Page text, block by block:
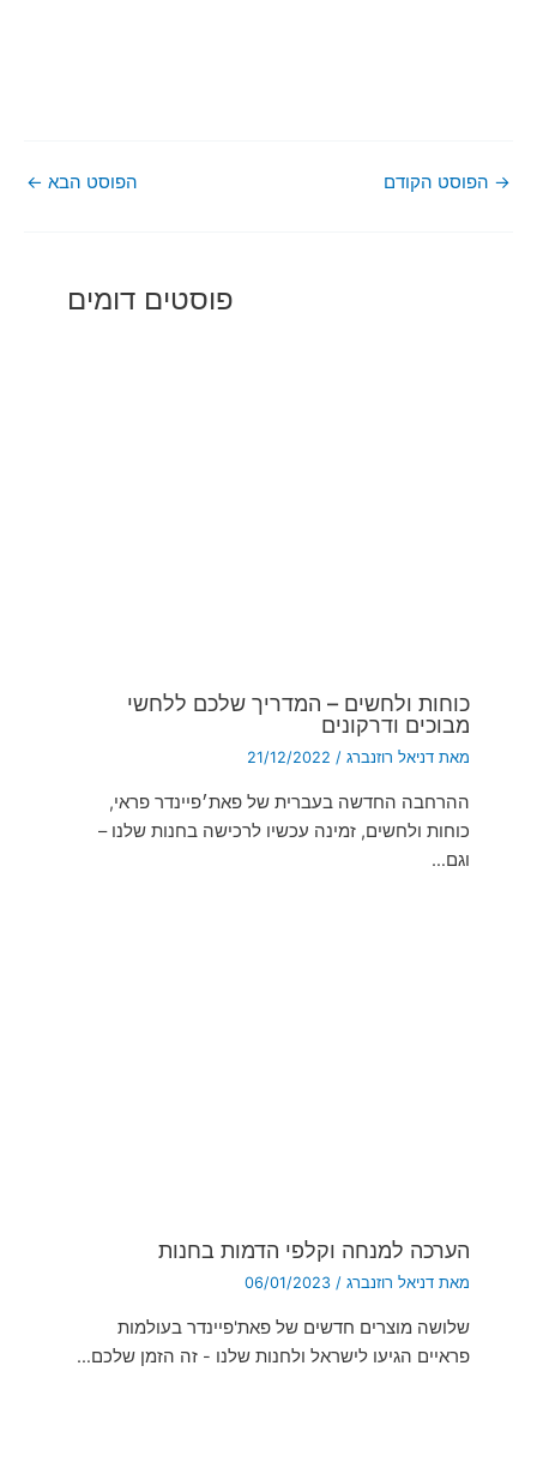
→ הפוסט הקודם הפוסט הבא ←
פוסטים דומים
כוחות ולחשים – המדריך שלכם ללחשי
מבוכים ודרקונים
מאתדניאל רוזנברג/
21/12/2022
ההרחבה החדשה בעברית של פאת׳פיינדר פראי,
כוחות ולחשים, זמינה עכשיו לרכישה בחנות שלנו –
וגם…
הערכה למנחה וקלפי הדמות בחנות
מאתדניאל רוזנברג/
06/01/2023
שלושה מוצרים חדשים של פאת'פיינדר בעולמות
פראיים הגיעו לישראל ולחנות שלנו - זה הזמן שלכם…